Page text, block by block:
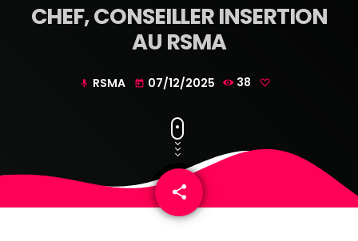
CHEF, CONSEILLER INSERTION
AU RSMA
mic RSMA today 07/12/2025 38
share
email